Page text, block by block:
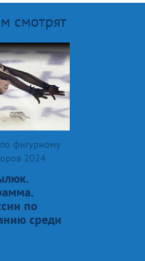
смотрят
фигурному
2024
по
среди